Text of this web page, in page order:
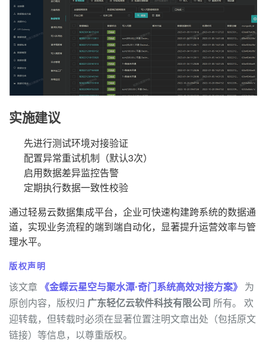
实施建议
先进行测试环境对接验证
配置异常重试机制（默认3次）
启用数据差异监控告警
定期执行数据一致性校验
通过轻易云数据集成平台，企业可快速构建跨系统的数据通
道，实现业务流程的端到端自动化，显著提升运营效率与管
理水平。
版权声明
该文章 《金蝶云星空与聚水潭·奇门系统高效对接方案》 为
原创内容，版权归 广东轻亿云软件科技有限公司 所有。 欢
迎转载，但转载时必须在显著位置注明文章出处（包括原文
链接）等信息，以尊重版权。